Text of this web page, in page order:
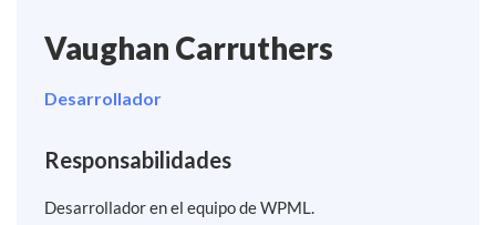
Vaughan Carruthers
Desarrollador
Responsabilidades
Desarrollador en el equipo de WPML.